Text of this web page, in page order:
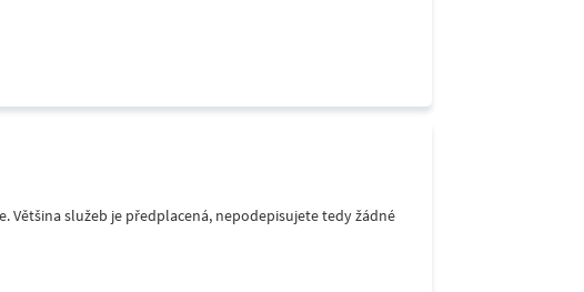
Většina služeb je předplacená, nepodepisujete tedy žádné